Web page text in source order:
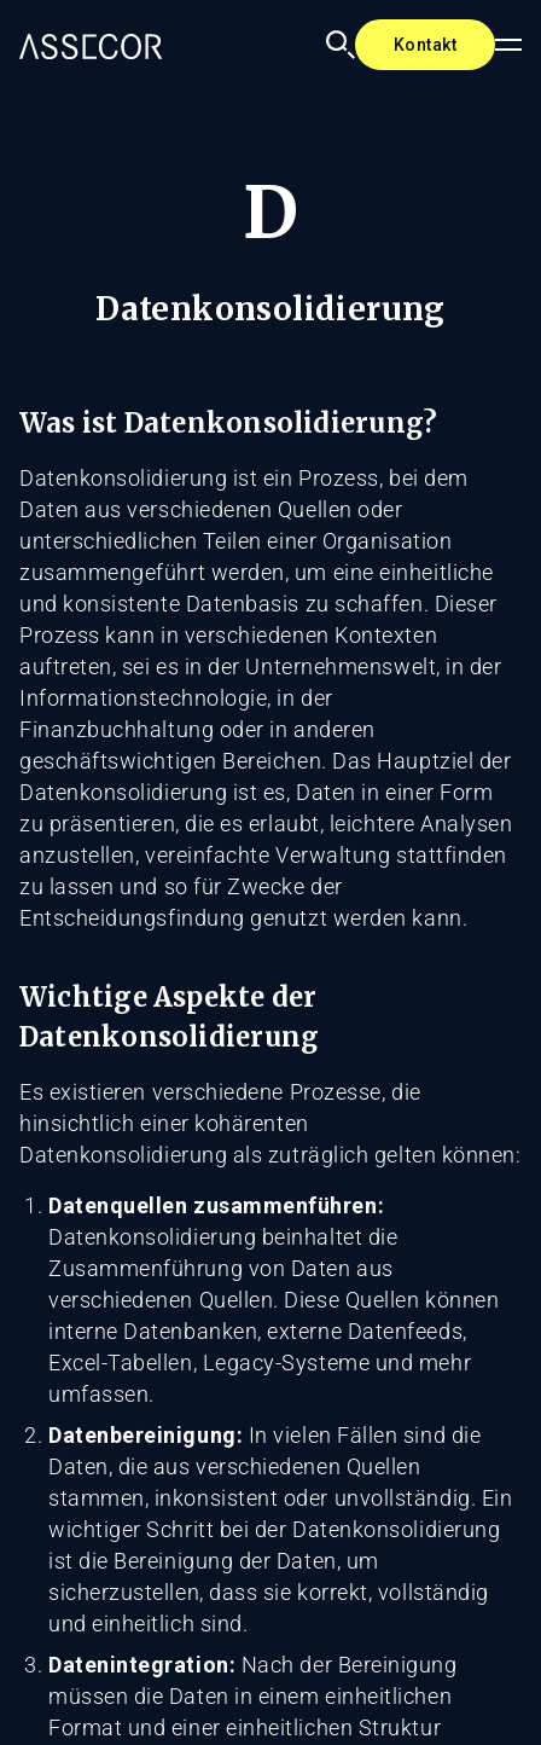
Kontakt
D
Datenkonsolidierung
Was ist Datenkonsolidierung?
Datenkonsolidierung ist ein Prozess, bei dem
Daten aus verschiedenen Quellen oder
unterschiedlichen Teilen einer Organisation
zusammengeführt werden, um eine einheitliche
und konsistente Datenbasis zu schaffen. Dieser
Prozess kann in verschiedenen Kontexten
auftreten, sei es in der Unternehmenswelt, in der
Informationstechnologie, in der
Finanzbuchhaltung oder in anderen
geschäftswichtigen Bereichen. Das Hauptziel der
Datenkonsolidierung ist es, Daten in einer Form
zu präsentieren, die es erlaubt, leichtere Analysen
anzustellen, vereinfachte Verwaltung stattfinden
zu lassen und so für Zwecke der
Entscheidungsfindung genutzt werden kann.
Wichtige Aspekte der
Datenkonsolidierung
Es existieren verschiedene Prozesse, die
hinsichtlich einer kohärenten
Datenkonsolidierung als zuträglich gelten können:
Datenquellen zusammenführen:
Datenkonsolidierung beinhaltet die
Zusammenführung von Daten aus
verschiedenen Quellen. Diese Quellen können
interne Datenbanken, externe Datenfeeds,
Excel-Tabellen, Legacy-Systeme und mehr
umfassen.
Datenbereinigung: In vielen Fällen sind die
Daten, die aus verschiedenen Quellen
stammen, inkonsistent oder unvollständig. Ein
wichtiger Schritt bei der Datenkonsolidierung
ist die Bereinigung der Daten, um
sicherzustellen, dass sie korrekt, vollständig
und einheitlich sind.
Datenintegration: Nach der Bereinigung
müssen die Daten in einem einheitlichen
Format und einer einheitlichen Struktur